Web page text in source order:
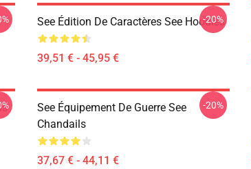
See Édition De Caractères See Hoodies
39,51 € - 45,95 €
-20%
See Équipement De Guerre See
Chandails
37,67 € - 44,11 €
-20%